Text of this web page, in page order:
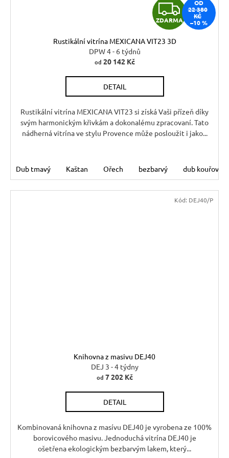
Z
D
A
ZDARMA
OD
22 380
KČ
–10 %
Rustikální vitrína MEXICANA VIT23 3D
DPW 4 - 6 týdnů
od 20 142 Kč
DETAIL
Rustikální vitrína MEXICANA VIT23 si získá Vaši přízeň díky
svým harmonickým křivkám a dokonalému zpracovaní. Tato
nádherná vitrína ve stylu Provence může posloužit i jako...
Dub tmavý Kaštan Ořech bezbarvý dub kouřový
Knihovna z masivu DEJ40
DEJ 3 - 4 týdny
od 7 202 Kč
DETAIL
Kombinovaná knihovna z masívu DEJ40 je vyrobena ze 100%
borovicového masivu. Jednoduchá vitrína DEJ40 je
ošetřena ekologickým bezbarvým lakem, který...
Kód: DEJ40/P